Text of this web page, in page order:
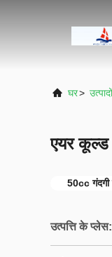
घर> उत्पादों
एयर
50cc गंदगी
उत्पत्ति के प्लेस: